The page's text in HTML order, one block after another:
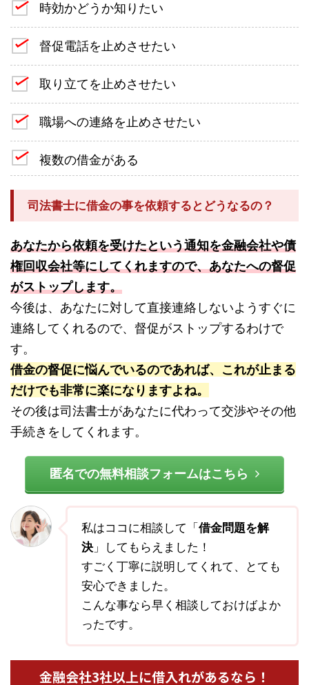
時効かどうか知りたい
督促電話を止めさせたい
取り立てを止めさせたい
職場への連絡を止めさせたい
複数の借金がある
司法書士に借金の事を依頼するとどうなるの？
あなたから依頼を受けたという通知を金融会社や債
権回収会社等にしてくれますので、あなたへの督促
がストップします。
今後は、あなたに対して直接連絡しないようすぐに
連絡してくれるので、督促がストップするわけで
す。
借金の督促に悩んでいるのであれば、これが止まる
だけでも非常に楽になりますよね。
その後は司法書士があなたに代わって交渉やその他
手続きをしてくれます。
匿名での無料相談フォームはこちら
私はココに相談して「 借金問題を解
決」してもらえました！
すごく丁寧に説明してくれて、とても
安心できました。
こんな事なら早く相談しておけばよか
ったです。
金融会社3社以上に借入れがあるなら！